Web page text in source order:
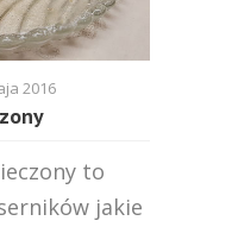
2016
to
jakie